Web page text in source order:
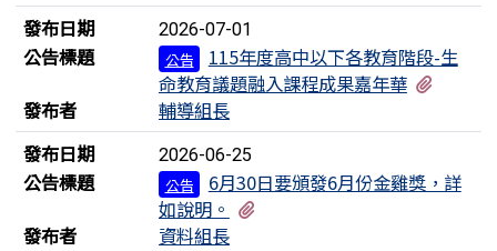
發布日期
2026-07-01
公告標題 公告
115年度高中以下各教育階段-生
命教育議題融入課程成果嘉年華
發布者
輔導組長
發布日期
2026-06-25
公告標題 公告
6月30日要頒發6月份金雞獎，詳
如說明。
發布者
資料組長